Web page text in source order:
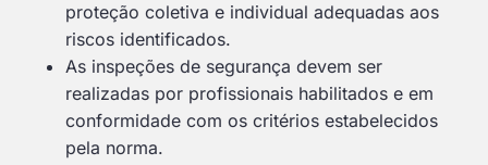
proteção coletiva e individual adequadas aos
riscos identificados.
As inspeções de segurança devem ser
realizadas por profissionais habilitados e em
conformidade com os critérios estabelecidos
pela norma.